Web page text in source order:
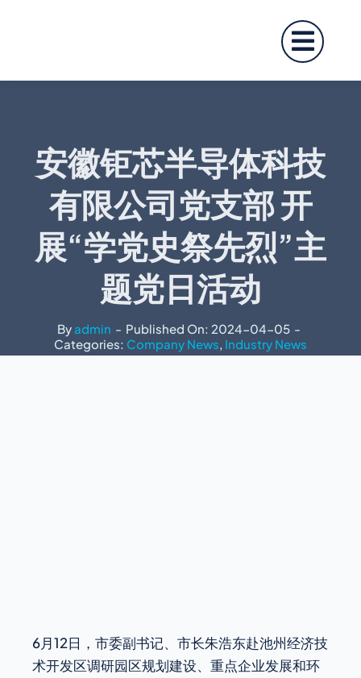
安徽钜芯半导体科技
有限公司党支部 开
展“学党史祭先烈”主
题党日活动
Byadmin - Published On: 2024-04-05 -
Categories: Company News, Industry News
6月12日，市委副书记、市长朱浩东赴池州经济技
术开发区调研园区规划建设、重点企业发展和环